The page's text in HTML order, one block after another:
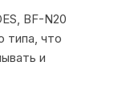
BF-N20
типа, что
и